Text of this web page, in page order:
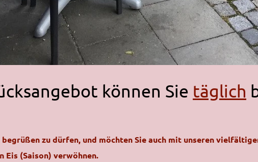
können Sie täglich
zu dürfen, und möchten Sie auch mit unseren
Eis (Saison) verwöhnen.